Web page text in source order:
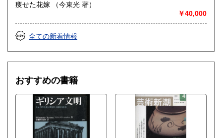
痩せた花嫁 （今東光 著）
￥40,000
全ての新着情報
おすすめの書籍